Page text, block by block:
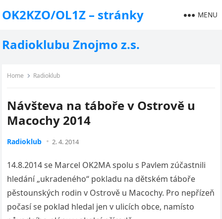
OK2KZO/OL1Z – stránky
Radioklubu Znojmo z.s.
MENU
Home Radioklub
Návšteva na táboře v Ostrově u
Macochy 2014
Radioklub 2. 4. 2014
14.8.2014 se Marcel OK2MA spolu s Pavlem zúčastnili
hledání „ukradeného“ pokladu na dětském táboře
pěstounských rodin v Ostrově u Macochy. Pro nepřízeň
počasí se poklad hledal jen v ulicích obce, namísto